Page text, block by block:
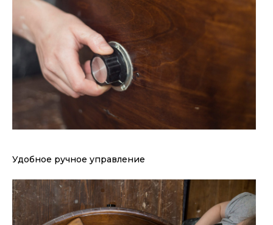
Удобное ручное управление